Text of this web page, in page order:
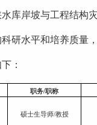
库岸坡与工程结构
科研水平和培养质量
：
职务/职称
硕士生导师/教授